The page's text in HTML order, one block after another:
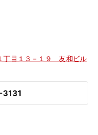
丁目１３－１９ 友和ビル